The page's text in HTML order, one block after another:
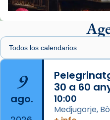
📸 J. Merino
de Barcelona.
2 weeks ago
Aquest dilluns, 27 de
missa d’acció de
9
ago.
30 a 60
10:00
Medjugorje,